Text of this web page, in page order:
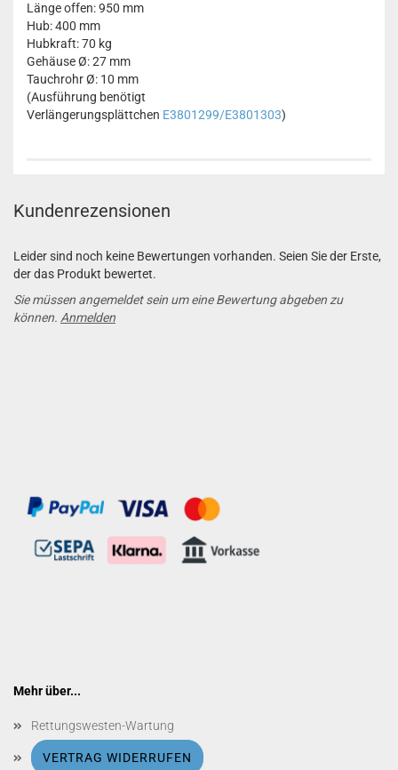
Länge offen: 950 mm
Hub: 400 mm
Hubkraft: 70 kg
Gehäuse Ø: 27 mm
Tauchrohr Ø: 10 mm
(Ausführung benötigt
Verlängerungsplättchen E3801299/E3801303)
Kundenrezensionen
Leider sind noch keine Bewertungen vorhanden. Seien Sie der Erste,
der das Produkt bewertet.
Sie müssen angemeldet sein um eine Bewertung abgeben zu
können. Anmelden
Mehr über...
Rettungswesten-Wartung
VERTRAG WIDERRUFEN